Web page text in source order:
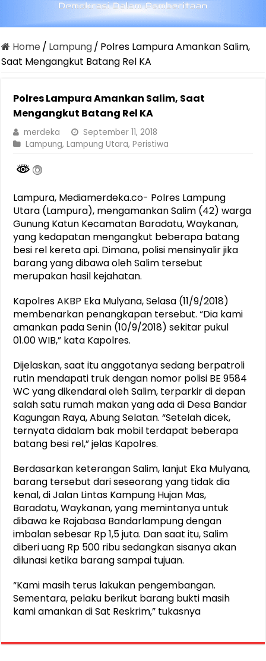
Home / Lampung/ Polres Lampura Amankan Salim,
Saat Mengangkut Batang Rel KA
Polres Lampura Amankan Salim, Saat
Mengangkut Batang Rel KA
merdeka
September 11, 2018
Lampung,Lampung Utara,Peristiwa
Lampura, Mediamerdeka.co- Polres Lampung
Utara (Lampura), mengamankan Salim (42) warga
Gunung Katun Kecamatan Baradatu, Waykanan,
yang kedapatan mengangkut beberapa batang
besi rel kereta api. Dimana, polisi mensinyalir jika
barang yang dibawa oleh Salim tersebut
merupakan hasil kejahatan.
Kapolres AKBP Eka Mulyana, Selasa (11/9/2018)
membenarkan penangkapan tersebut. “Dia kami
amankan pada Senin (10/9/2018) sekitar pukul
01.00 WIB,” kata Kapolres.
Dijelaskan, saat itu anggotanya sedang berpatroli
rutin mendapati truk dengan nomor polisi BE 9584
WC yang dikendarai oleh Salim, terparkir di depan
salah satu rumah makan yang ada di Desa Bandar
Kagungan Raya, Abung Selatan. “Setelah dicek,
ternyata didalam bak mobil terdapat beberapa
batang besi rel,” jelas Kapolres.
Berdasarkan keterangan Salim, lanjut Eka Mulyana,
barang tersebut dari seseorang yang tidak dia
kenal, di Jalan Lintas Kampung Hujan Mas,
Baradatu, Waykanan, yang memintanya untuk
dibawa ke Rajabasa Bandarlampung dengan
imbalan sebesar Rp 1,5 juta. Dan saat itu, Salim
diberi uang Rp 500 ribu sedangkan sisanya akan
dilunasi ketika barang sampai tujuan.
“Kami masih terus lakukan pengembangan.
Sementara, pelaku berikut barang bukti masih
kami amankan di Sat Reskrim,” tukasnya